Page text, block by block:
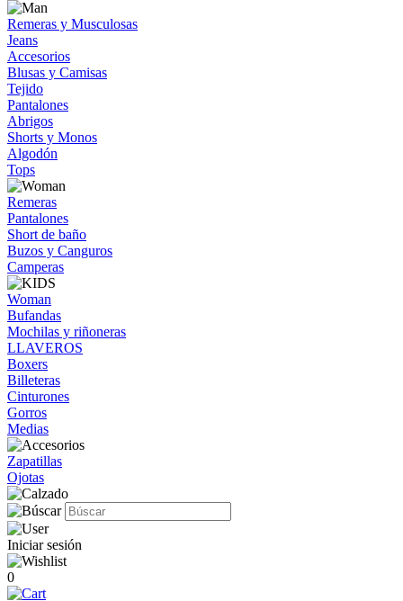
Remeras y Musculosas
Jeans
Accesorios
Blusas y Camisas
Tejido
Pantalones
Abrigos
Shorts y Monos
Algodón
Tops
Remeras
Pantalones
Short de baño
Buzos y Canguros
Camperas
Woman
Bufandas
Mochilas y riñoneras
LLAVEROS
Boxers
Billeteras
Cinturones
Gorros
Medias
Zapatillas
Ojotas
Iniciar sesión
0